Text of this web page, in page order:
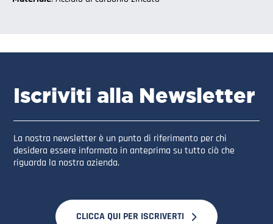
Iscriviti alla Newsletter
La nostra newsletter è un punto di riferimento per chi
desidera essere informato in anteprima su tutto ciò che
riguarda la nostra azienda.
CLICCA QUI PER ISCRIVERTI